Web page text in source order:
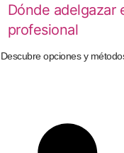
Dónde adelgazar
profesional
Descubre opciones y